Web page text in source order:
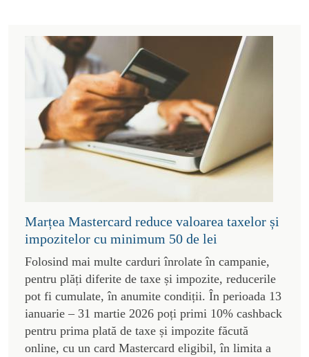
Marțea Mastercard reduce valoarea taxelor și
impozitelor cu minimum 50 de lei
Folosind mai multe carduri înrolate în campanie,
pentru plăți diferite de taxe și impozite, reducerile
pot fi cumulate, în anumite condiții. În perioada 13
ianuarie – 31 martie 2026 poți primi 10% cashback
pentru prima plată de taxe și impozite făcută
online, cu un card Mastercard eligibil, în limita a